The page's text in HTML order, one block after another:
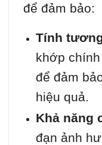
để đảm bảo:
Tính
khớp
để đảm
hiệu quả.
Khả năng
đạn ảnh